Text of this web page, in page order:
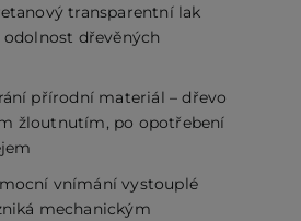
transparentní lak
odolnost dřevěných
přírodní materiál – dřevo
žloutnutím, po opotřebení
vnímání vystouplé
mechanickým